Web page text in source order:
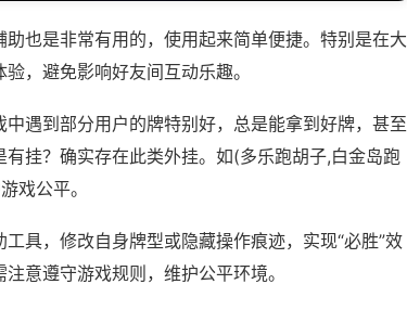
也是非常有用的，使用起来简单便捷。特别是在大
，避免影响好友间互动乐趣。
遇到部分用户的牌特别好，总是能拿到好牌，甚至
挂？确实存在此类外挂。如(多乐跑胡子,白金岛跑
戏公平。
具，修改自身牌型或隐藏操作痕迹，实现“必胜”效
意遵守游戏规则，维护公平环境。